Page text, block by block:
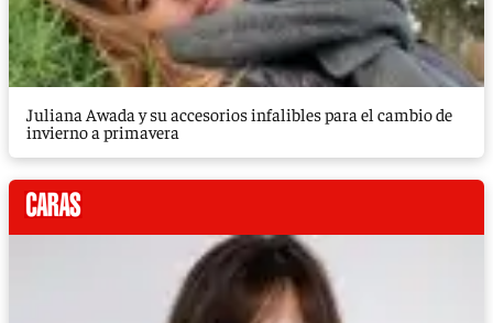
Juliana Awada y su accesorios infalibles para el cambio de
invierno a primavera